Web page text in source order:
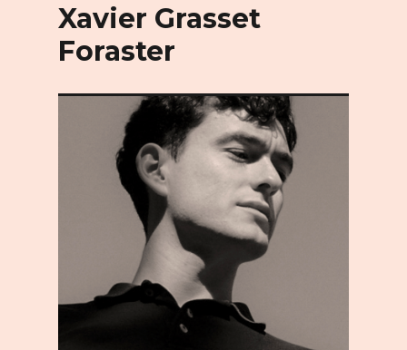
Xavier Grasset
Foraster